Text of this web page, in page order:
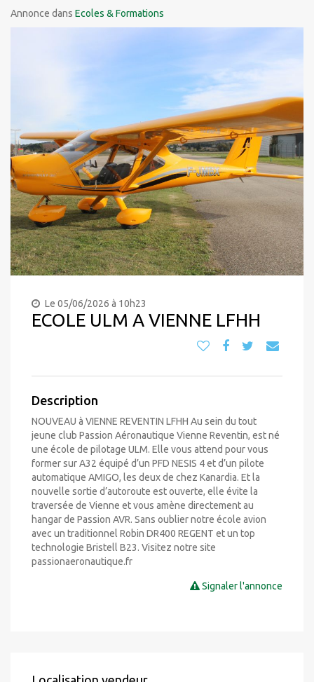
Annonce dans Ecoles & Formations
Le 05/06/2026 à 10h23
ECOLE ULM A VIENNE LFHH
Description
NOUVEAU à VIENNE REVENTIN LFHH Au sein du tout
jeune club Passion Aéronautique Vienne Reventin, est né
une école de pilotage ULM. Elle vous attend pour vous
former sur A32 équipé d’un PFD NESIS 4 et d’un pilote
automatique AMIGO, les deux de chez Kanardia. Et la
nouvelle sortie d’autoroute est ouverte, elle évite la
traversée de Vienne et vous amène directement au
hangar de Passion AVR. Sans oublier notre école avion
avec un traditionnel Robin DR400 REGENT et un top
technologie Bristell B23. Visitez notre site
passionaeronautique.fr
Signaler l'annonce